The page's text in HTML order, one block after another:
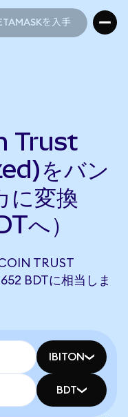
を入手
Trust
をバン
に変換
へ）
TRUST
BDTに相当しま
IBITON
BDT